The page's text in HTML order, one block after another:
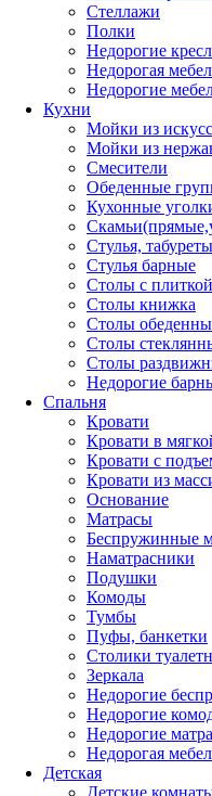
Стеллажи
Полки
Недорогие
Недорогая
Недорогие
Кухни
Мойки из
Мойки из
Смесители
Обеденные
Кухонные
Стулья, табуреты
Стулья барные
Столы с
Столы книжка
Столы
Столы
Столы
Недорогие
Спальня
Кровати
Кровати в
Кровати с
Кровати из
Основание
Матрасы
Беспружинные
Наматрасники
Подушки
Комоды
Тумбы
Пуфы, банкетки
Столики
Зеркала
Недорогие
Недорогие
Недорогие
Недорогая
Детская
Детские